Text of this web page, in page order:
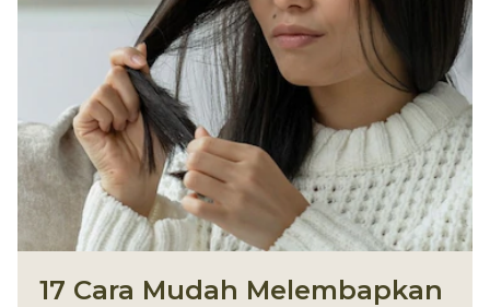
17 Cara Mudah Melembapkan